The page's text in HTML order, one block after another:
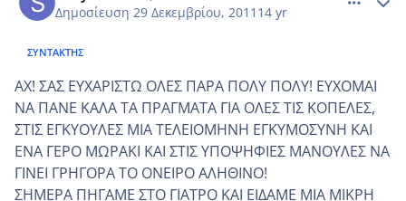
Δημοσίευση 29 Δεκεμβρίου, 2011 14 yr
ΣΥΝΤΆΚΤΗΣ
ΑΧ! ΣΑΣ ΕΥΧΑΡΙΣΤΩ ΟΛΕΣ ΠΑΡΑ ΠΟΛΥ ΠΟΛΥ! ΕΥΧΟΜΑΙ
ΝΑ ΠΑΝΕ ΚΑΛΑ ΤΑ ΠΡΑΓΜΑΤΑ ΓΙΑ ΟΛΕΣ ΤΙΣ ΚΟΠΕΛΕΣ,
ΣΤΙΣ ΕΓΚΥΟΥΛΕΣ ΜΙΑ ΤΕΛΕΙΟΜΗΝΗ ΕΓΚΥΜΟΣΥΝΗ ΚΑΙ
ΕΝΑ ΓΕΡΟ ΜΩΡΑΚΙ ΚΑΙ ΣΤΙΣ ΥΠΟΨΗΦΙΕΣ ΜΑΝΟΥΛΕΣ ΝΑ
ΓΙΝΕΙ ΓΡΗΓΟΡΑ ΤΟ ΟΝΕΙΡΟ ΑΛΗΘΙΝΟ!
ΣΗΜΕΡΑ ΠΗΓΑΜΕ ΣΤΟ ΓΙΑΤΡΟ ΚΑΙ ΕΙΔΑΜΕ ΜΙΑ ΜΙΚΡΗ